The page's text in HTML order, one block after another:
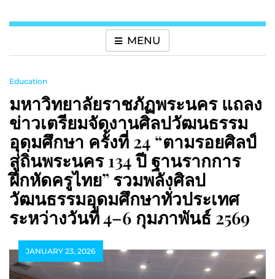
MENU
Education
มหาวิทยาลัยราชภัฏพระนคร แถลง
ข่าวเตรียมจัดงานศิลปวัฒนธรรม
อุดมศึกษา ครั้งที่ 24 “ตามรอยศิลป์
สู่ถิ่นพระนคร 134 ปี ฐานรากการ
ฝึกหัดครูไทย” รวมพลังศิลป
วัฒนธรรมอุดมศึกษาทั่วประเทศ
ระหว่างวันที่ 4–6 กุมภาพันธ์ 2569
JANUARY 23, 2026